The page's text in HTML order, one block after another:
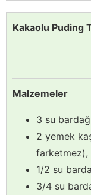
Kakaolu Puding
Malzemeler
3 su
2 yemek
farketmez),
1/2 su
3/4 su